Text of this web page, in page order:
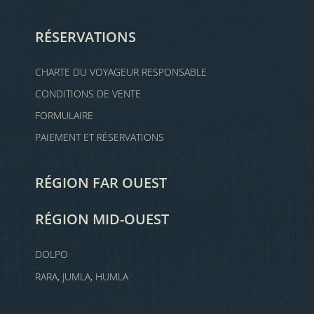
RÉSERVATIONS
CHARTE DU VOYAGEUR RESPONSABLE
CONDITIONS DE VENTE
FORMULAIRE
PAIEMENT ET RÉSERVATIONS
RÉGION FAR OUEST
RÉGION MID-OUEST
DOLPO
RARA, JUMLA, HUMLA